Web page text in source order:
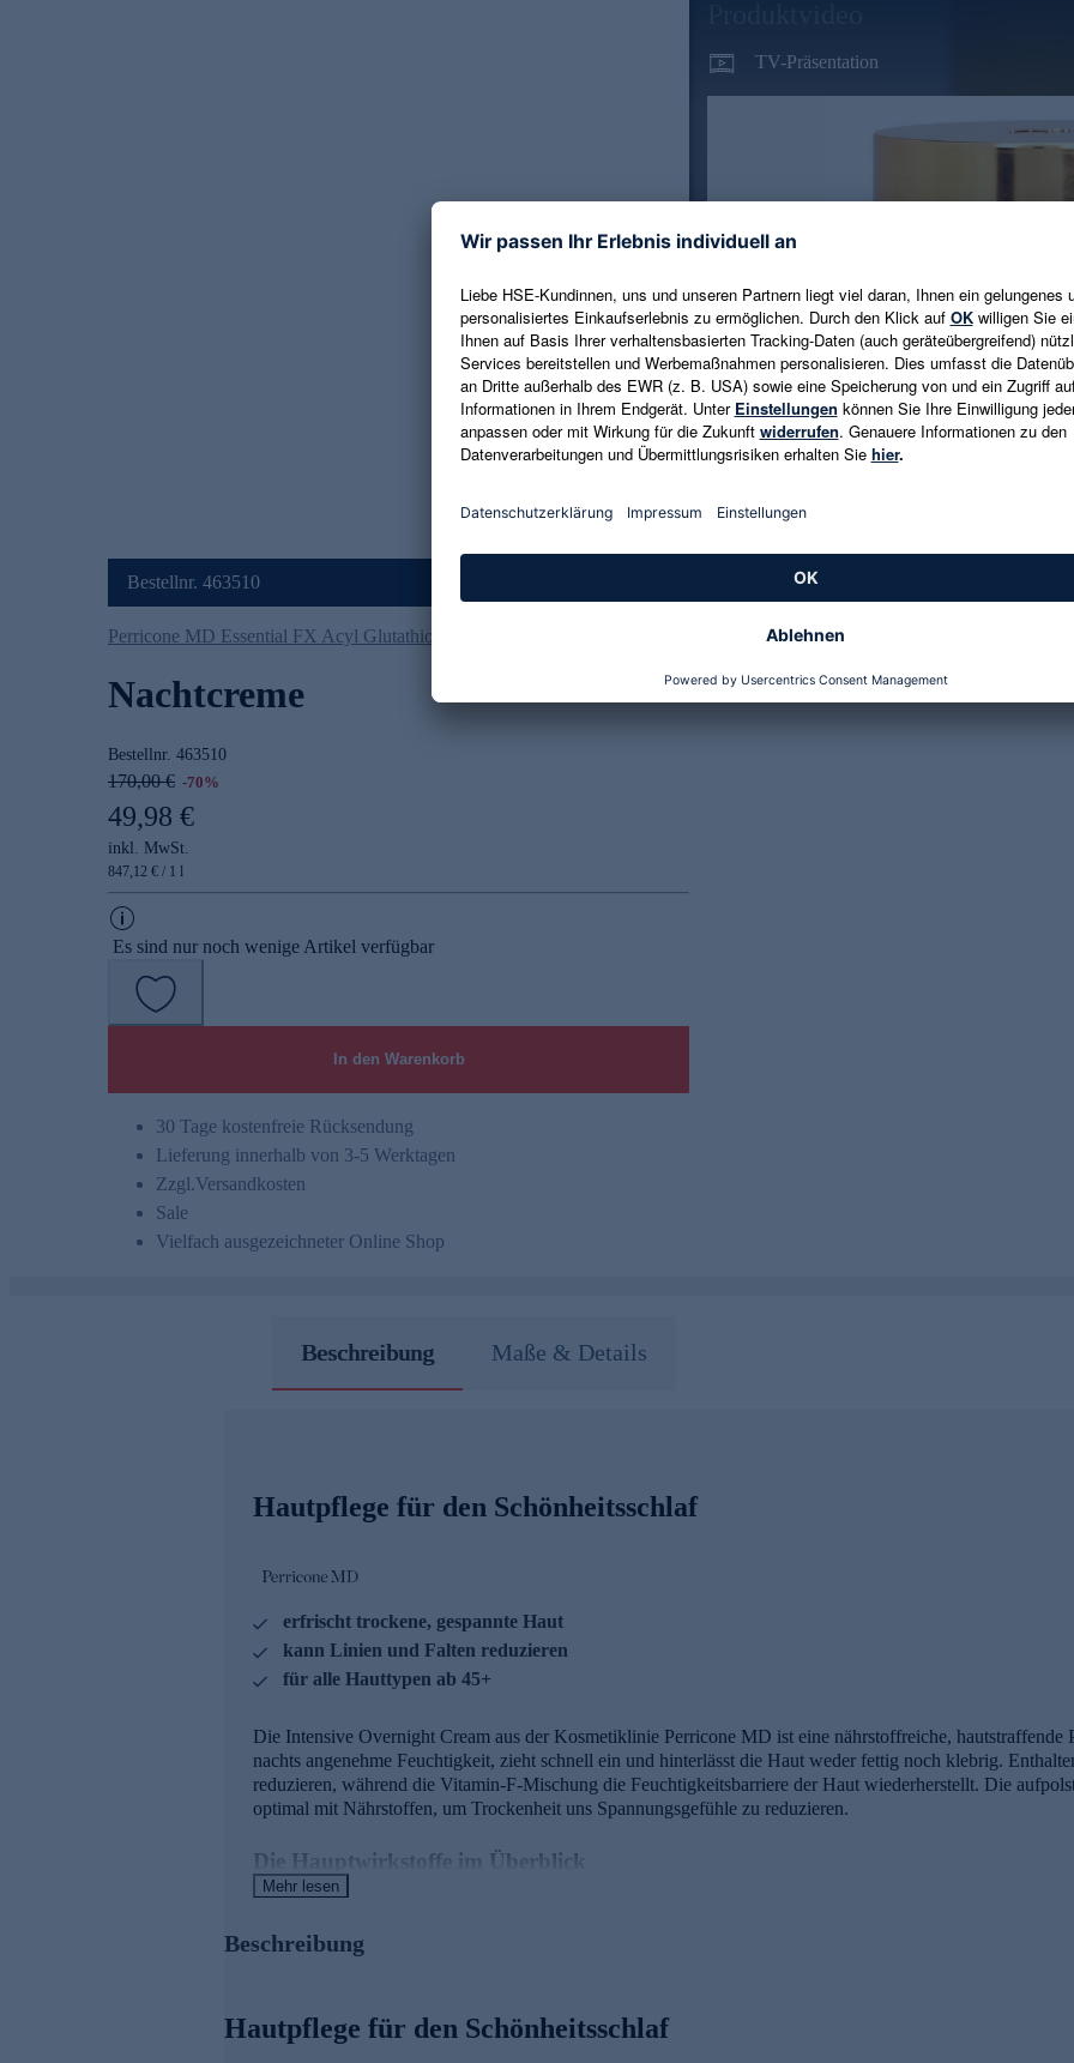
TV-Präsentation
Bestellnr. 463510
Perricone MD Essential FX Acyl Glutathione
Nachtcreme
Bestellnr. 463510
170,00 € -70%
49,98 €
inkl. MwSt.
847,12 € / 1 l
Es sind nur noch wenige Artikel verfügbar
In den Warenkorb
30 Tage kostenfreie Rücksendung
Lieferung innerhalb von 3-5 Werktagen
Zzgl.Versandkosten
Sale
Vielfach ausgezeichneter Online Shop
Beschreibung Maße & Details
Hautpflege für den Schönheitsschlaf
erfrischt trockene, gespannte Haut
kann Linien und Falten reduzieren
für alle Hauttypen ab 45+
Die Intensive Overnight Cream aus der Kosmetiklinie Perricone MD ist eine nährstoffreiche, hautstraffende
nachts angenehme Feuchtigkeit, zieht schnell ein und hinterlässt die Haut weder fettig noch klebrig.
reduzieren, während die Vitamin-F-Mischung die Feuchtigkeitsbarriere der Haut wiederherstellt. Die
optimal mit Nährstoffen, um Trockenheit uns Spannungsgefühle zu reduzieren.
Die Hauptwirkstoffe im Überblick
Acyl-Glutathione
Vitamin F Mischung
Mehr lesen
Beschreibung
Hautpflege für den Schönheitsschlaf